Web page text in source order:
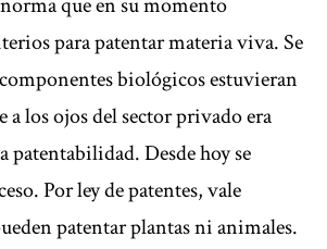
para patentar materia viva. Se
biológicos estuvieran
a los ojos del sector privado era
patentabilidad. Desde hoy se
Por ley de patentes, vale
patentar plantas ni animales.